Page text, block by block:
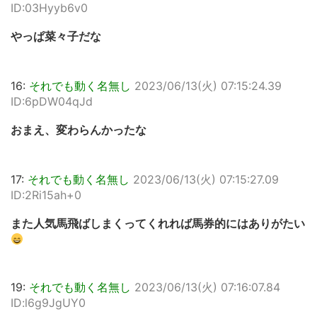
ID:03Hyyb6v0
やっぱ菜々子だな
16: それでも動く名無し 2023/06/13(火) 07:15:24.39
ID:6pDW04qJd
おまえ、変わらんかったな
17: それでも動く名無し 2023/06/13(火) 07:15:27.09
ID:2Ri15ah+0
また人気馬飛ばしまくってくれれば馬券的にはありがたい
19: それでも動く名無し 2023/06/13(火) 07:16:07.84
ID:l6g9JgUY0